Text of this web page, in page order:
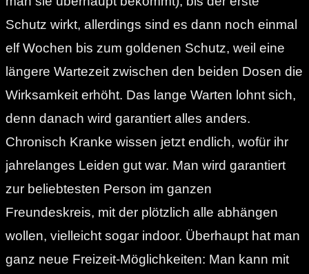
Schutz wirkt, allerdings sind es dann noch einmal
elf Wochen bis zum goldenen Schutz, weil eine
längere Wartezeit zwischen den beiden Dosen die
Wirksamkeit erhöht. Das lange Warten lohnt sich,
denn danach wird garantiert alles anders.
Chronisch Kranke wissen jetzt endlich, wofür ihr
jahrelanges Leiden gut war. Man wird garantiert
zur beliebtesten Person im ganzen
Freundeskreis, mit der plötzlich alle abhängen
wollen, vielleicht sogar indoor. Überhaupt hat man
ganz neue Freizeit-Möglichkeiten: Man kann mit